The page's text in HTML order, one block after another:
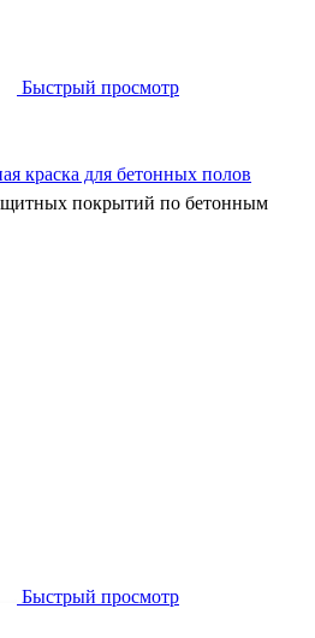
Быстрый просмотр
краска для бетонных полов
покрытий по бетонным
Быстрый просмотр